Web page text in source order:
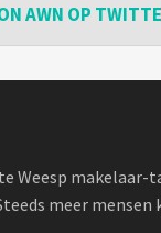
AWN OP
te Weesp
meer mensen